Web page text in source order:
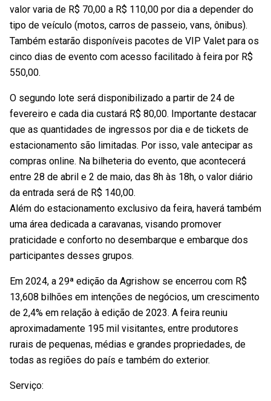
valor varia de R$ 70,00 a R$ 110,00 por dia a depender do
tipo de veículo (motos, carros de passeio, vans, ônibus).
Também estarão disponíveis pacotes de VIP Valet para os
cinco dias de evento com acesso facilitado à feira por R$
550,00.
O segundo lote será disponibilizado a partir de 24 de
fevereiro e cada dia custará R$ 80,00. Importante destacar
que as quantidades de ingressos por dia e de tickets de
estacionamento são limitadas. Por isso, vale antecipar as
compras online. Na bilheteria do evento, que acontecerá
entre 28 de abril e 2 de maio, das 8h às 18h, o valor diário
da entrada será de R$ 140,00.
Além do estacionamento exclusivo da feira, haverá também
uma área dedicada a caravanas, visando promover
praticidade e conforto no desembarque e embarque dos
participantes desses grupos.
Em 2024, a 29ª edição da Agrishow se encerrou com R$
13,608 bilhões em intenções de negócios, um crescimento
de 2,4% em relação à edição de 2023. A feira reuniu
aproximadamente 195 mil visitantes, entre produtores
rurais de pequenas, médias e grandes propriedades, de
todas as regiões do país e também do exterior.
Serviço: